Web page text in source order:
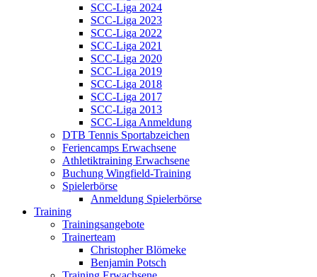
SCC-Liga 2024
SCC-Liga 2023
SCC-Liga 2022
SCC-Liga 2021
SCC-Liga 2020
SCC-Liga 2019
SCC-Liga 2018
SCC-Liga 2017
SCC-Liga 2013
SCC-Liga Anmeldung
DTB Tennis Sportabzeichen
Feriencamps Erwachsene
Athletiktraining Erwachsene
Buchung Wingfield-Training
Spielerbörse
Anmeldung Spielerbörse
Training
Trainingsangebote
Trainerteam
Christopher Blömeke
Benjamin Potsch